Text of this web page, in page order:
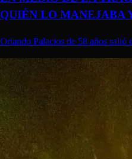
QUIÉN LO MANEJABA
Orlando Palacios de 58 años